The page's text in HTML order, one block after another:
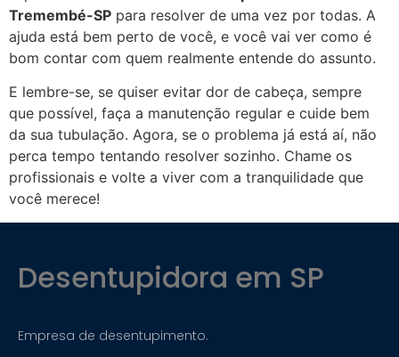
Tremembé-SP para resolver de uma vez por todas. A
ajuda está bem perto de você, e você vai ver como é
bom contar com quem realmente entende do assunto.
E lembre-se, se quiser evitar dor de cabeça, sempre
que possível, faça a manutenção regular e cuide bem
da sua tubulação. Agora, se o problema já está aí, não
perca tempo tentando resolver sozinho. Chame os
profissionais e volte a viver com a tranquilidade que
você merece!
Desentupidora em SP
Empresa de desentupimento.